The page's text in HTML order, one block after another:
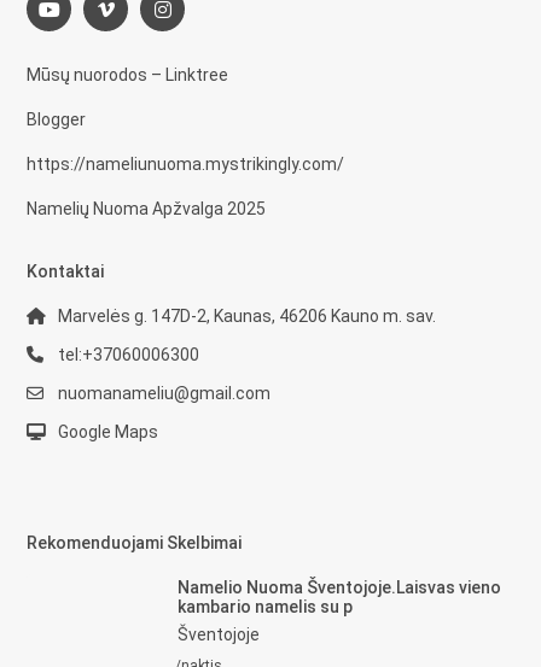
Mūsų nuorodos – Linktree
Blogger
https://nameliunuoma.mystrikingly.com/
Namelių Nuoma Apžvalga 2025
Kontaktai
Marvelės g. 147D-2, Kaunas, 46206 Kauno m. sav.
tel:+37060006300
nuomanameliu@gmail.com
Google Maps
Rekomenduojami Skelbimai
Namelio Nuoma Šventojoje.Laisvas vieno
kambario namelis su p
Šventojoje